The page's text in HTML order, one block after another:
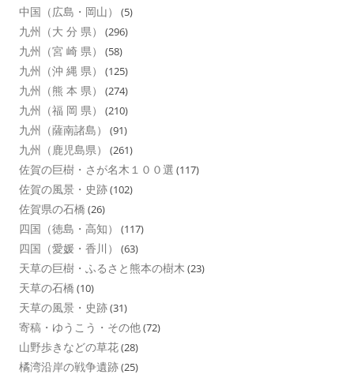
中国（広島・岡山） (5)
九州（大 分 県） (296)
九州（宮 崎 県） (58)
九州（沖 縄 県） (125)
九州（熊 本 県） (274)
九州（福 岡 県） (210)
九州（薩南諸島） (91)
九州（鹿児島県） (261)
佐賀の巨樹・さが名木１００選 (117)
佐賀の風景・史跡(102)
佐賀県の石橋 (26)
四国（徳島・高知） (117)
四国（愛媛・香川） (63)
天草の巨樹・ふるさと熊本の樹木 (23)
天草の石橋 (10)
天草の風景・史跡(31)
寄稿・ゆうこう・その他(72)
山野歩きなどの草花(28)
橘湾沿岸の戦争遺跡(25)